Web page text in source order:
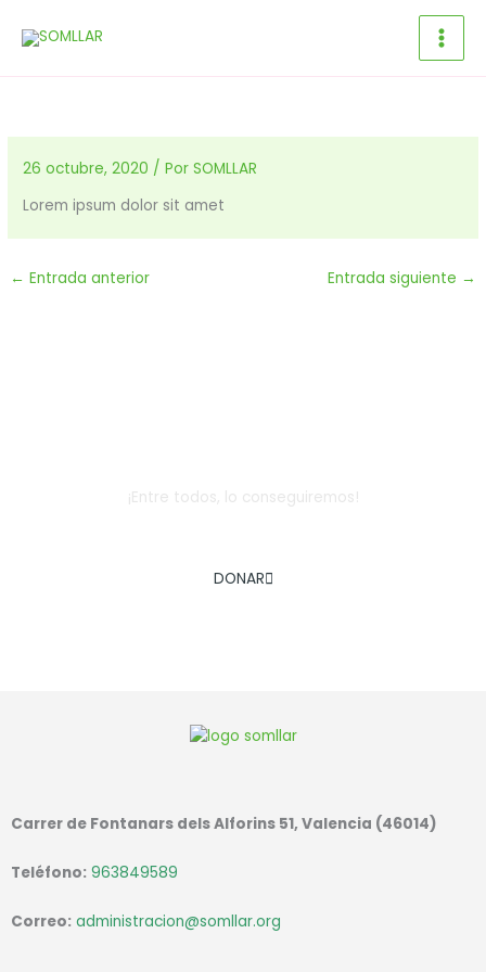
26 octubre, 2020 / PorSOMLLAR
Lorem ipsum dolor sit amet
← Entrada anterior Entrada siguiente →
¡Entre todos, lo conseguiremos!
DONAR
Carrer de Fontanars dels Alforins 51, Valencia (46014)
Teléfono: 963849589
Correo: administracion@somllar.org